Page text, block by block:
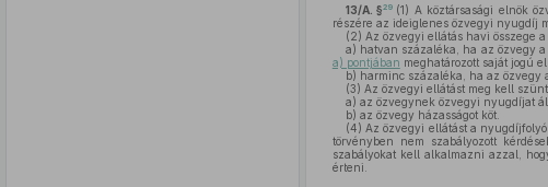
13/A. §29 (1) A köztársasági elnök
részére az ideiglenes özvegyi nyugdíj
(2) Az özvegyi ellátás havi összege a
a) hatvan százaléka, ha az özvegy
a) pontjában meghatározott saját jogú
b) harminc százaléka, ha az özvegy
(3) Az özvegyi ellátást meg kell
a) az özvegynek özvegyi nyugdíjat
b) az özvegy házasságot köt.
(4) Az özvegyi ellátást a
törvényben nem szabályozott
szabályokat kell alkalmazni azzal,
érteni.